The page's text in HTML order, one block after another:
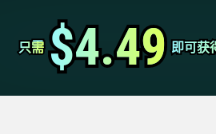
只需
只需 $4.49
$4.49 即可获
即可获